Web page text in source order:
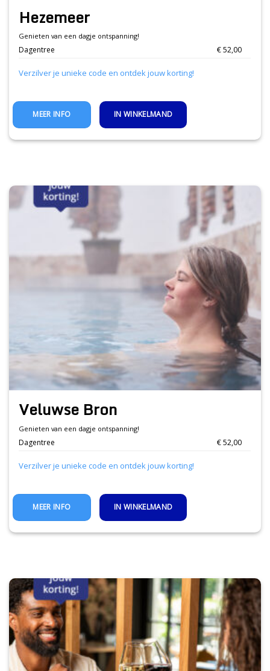
Hezemeer
Genieten van een dagje ontspanning!
Dagentree € 52,00
Verzilver je unieke code en ontdek jouw korting!
IN WINKELMAND
MEER INFO
Veluwse Bron
Genieten van een dagje ontspanning!
Dagentree € 52,00
Verzilver je unieke code en ontdek jouw korting!
IN WINKELMAND
MEER INFO